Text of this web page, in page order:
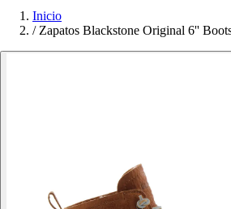
Inicio
/ Zapatos Blackstone Original 6''